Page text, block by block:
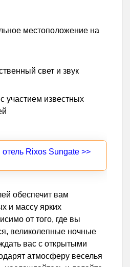
местоположение на
свет и звук
участием известных
Rixos Sungate >>
обеспечит вам
и массу ярких
от того, где вы
великолепные ночные
вас с открытыми
атмосферу веселья